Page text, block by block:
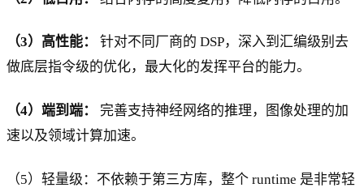
（3）高性能：
针对不同厂商的 DSP，深入到汇编级别去
做底层指令级的优化，最大化的发挥平台的能力。
（4）端到端：
完善支持神经网络的推理，图像处理的加
速以及领域计算加速。
（5）轻量级：不依赖于第三方库，整个 runtime 是非常轻